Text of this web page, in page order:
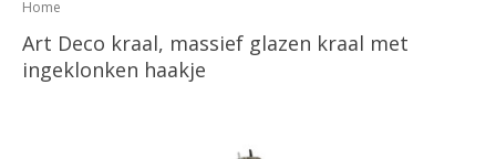
Home
Art Deco kraal, massief glazen kraal met
ingeklonken haakje